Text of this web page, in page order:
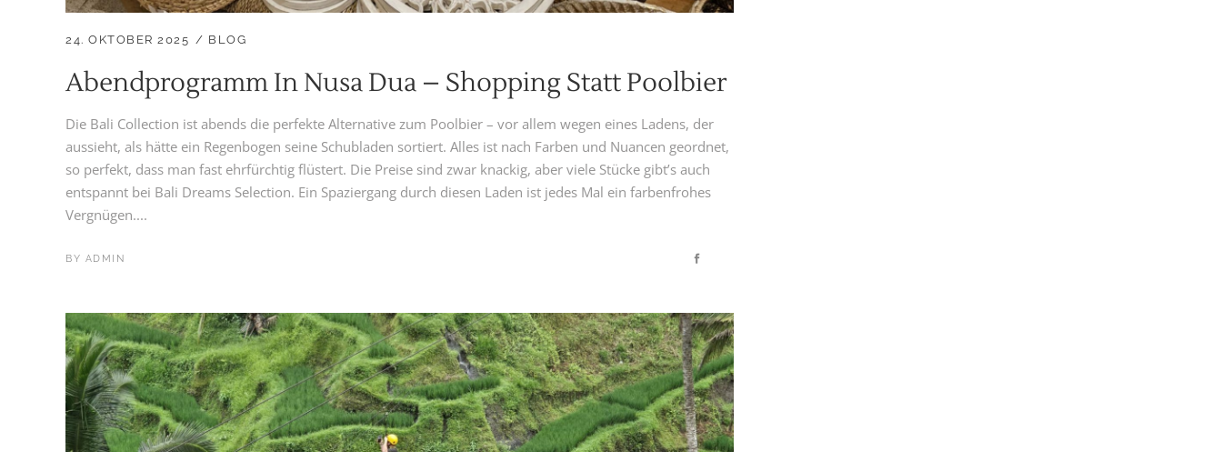
24. OKTOBER 2025 BLOG
Abendprogramm In Nusa Dua – Shopping Statt Poolbier
Die Bali Collection ist abends die perfekte Alternative zum Poolbier – vor allem wegen eines Ladens, der
aussieht, als hätte ein Regenbogen seine Schubladen sortiert. Alles ist nach Farben und Nuancen geordnet,
so perfekt, dass man fast ehrfürchtig flüstert. Die Preise sind zwar knackig, aber viele Stücke gibt’s auch
entspannt bei Bali Dreams Selection. Ein Spaziergang durch diesen Laden ist jedes Mal ein farbenfrohes
Vergnügen....
BY ADMIN